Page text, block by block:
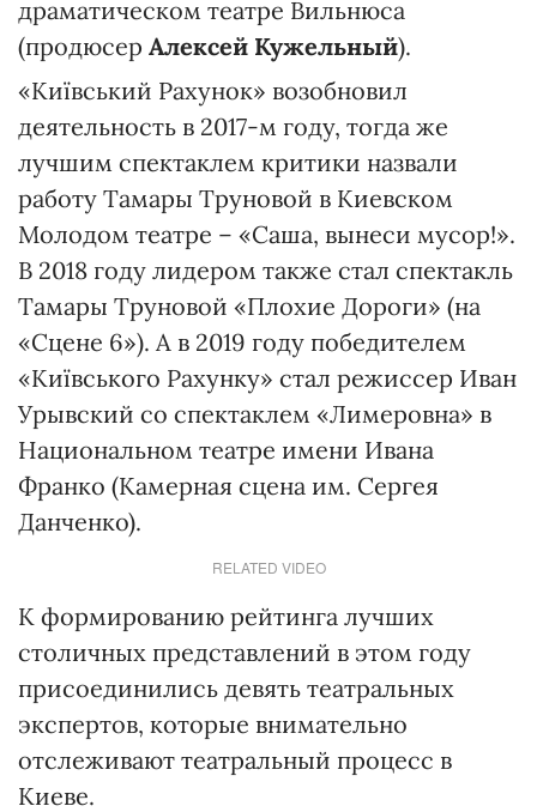
драматическом театре Вильнюса
(продюсер Алексей Кужельный).
«Київський Рахунок» возобновил
деятельность в 2017-м году, тогда же
лучшим спектаклем критики назвали
работу Тамары Труновой в Киевском
Молодом театре – «Саша, вынеси мусор!».
В 2018 году лидером также стал спектакль
Тамары Труновой «Плохие Дороги» (на
«Сцене 6»). А в 2019 году победителем
«Київського Рахунку» стал режиссер Иван
Урывский со спектаклем «Лимеровна» в
Национальном театре имени Ивана
Франко (Камерная сцена им. Сергея
Данченко).
RELATED VIDEO
К формированию рейтинга лучших
столичных представлений в этом году
присоединились девять театральных
экспертов, которые внимательно
отслеживают театральный процесс в
Киеве.